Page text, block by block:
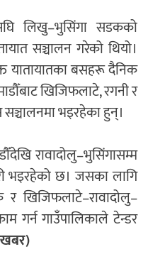
लिखु–भुसिंगा सडकको
सञ्चालन गरेको थियो।
यातायातका बसहरू दैनिक
खिजिफलाटे, रगनी र
भइरहेका हुन्।
रावादोलु–भुसिंगासम्म
भइरहेको छ। जसका लागि
र खिजिफलाटे–रावादोलु–
गर्न गाउँपालिकाले टेन्डर